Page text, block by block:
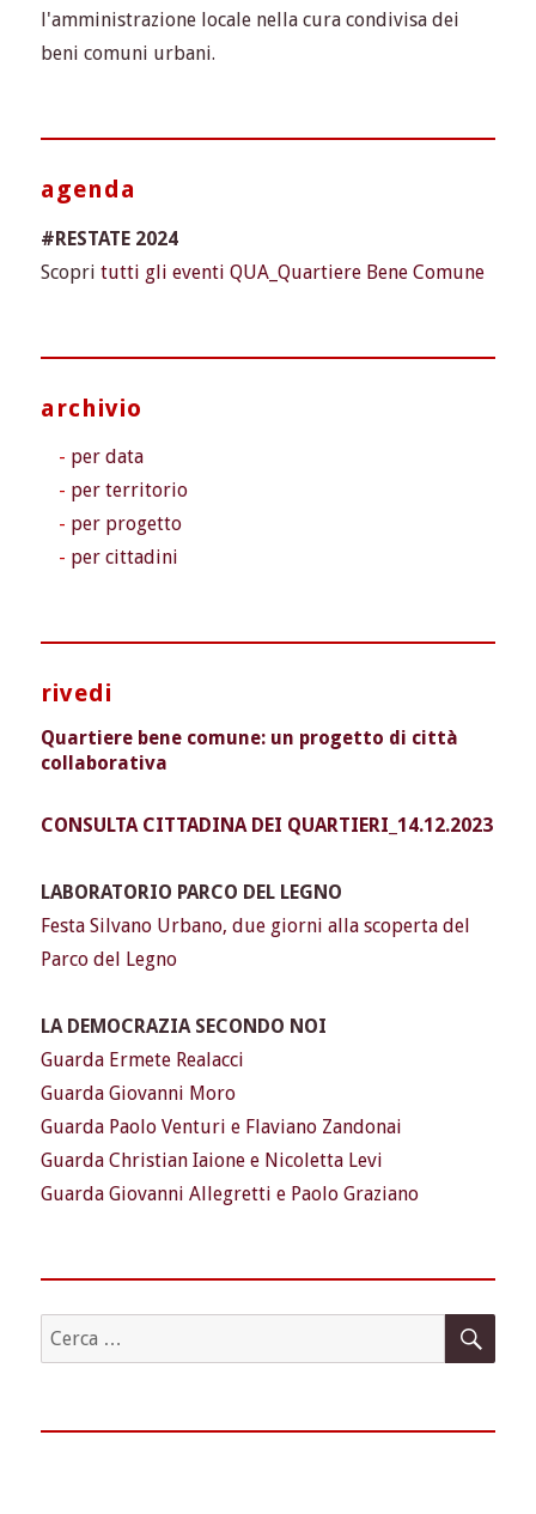
l'amministrazione locale nella cura condivisa dei
beni comuni urbani.
agenda
#RESTATE 2024
Scopritutti gli eventi QUA_Quartiere Bene Comune
archivio
per data
per territorio
per progetto
per cittadini
rivedi
Quartiere bene comune: un progetto di città
collaborativa
CONSULTA CITTADINA DEI QUARTIERI_14.12.2023
LABORATORIO PARCO DEL LEGNO
Festa Silvano Urbano, due giorni alla scoperta del
Parco del Legno
LA DEMOCRAZIA SECONDO NOI
Guarda Ermete Realacci
Guarda Giovanni Moro
Guarda Paolo Venturi e Flaviano Zandonai
Guarda Christian Iaione e Nicoletta Levi
Guarda Giovanni Allegretti e Paolo Graziano
Cerca: